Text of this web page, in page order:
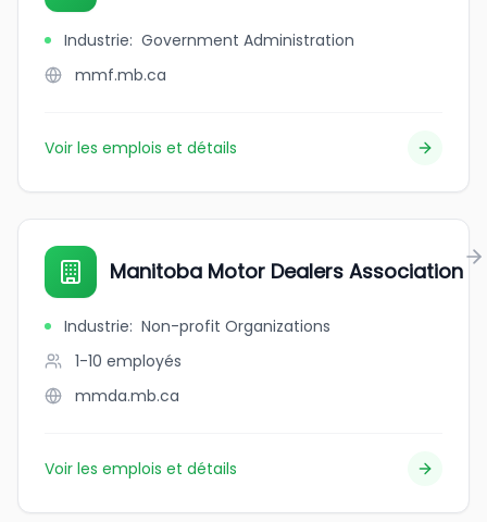
Industrie: Government Administration
mmf.mb.ca
Voir les emplois et détails
Manitoba Motor Dealers Association
Industrie: Non-profit Organizations
1-10 employés
mmda.mb.ca
Voir les emplois et détails